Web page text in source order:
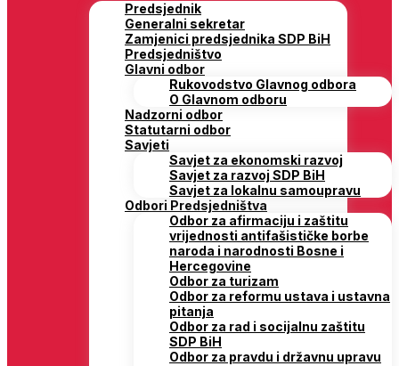
Predsjednik
Generalni sekretar
Zamjenici predsjednika SDP BiH
Predsjedništvo
Glavni odbor
Rukovodstvo Glavnog odbora
O Glavnom odboru
Nadzorni odbor
Statutarni odbor
Savjeti
Savjet za ekonomski razvoj
Savjet za razvoj SDP BiH
Savjet za lokalnu samoupravu
Odbori Predsjedništva
Odbor za afirmaciju i zaštitu
vrijednosti antifašističke borbe
naroda i narodnosti Bosne i
Hercegovine
Odbor za turizam
Odbor za reformu ustava i ustavna
pitanja
Odbor za rad i socijalnu zaštitu
SDP BiH
Odbor za pravdu i državnu upravu